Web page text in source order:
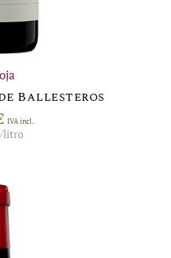
Ballesteros
IVA incl.
litro